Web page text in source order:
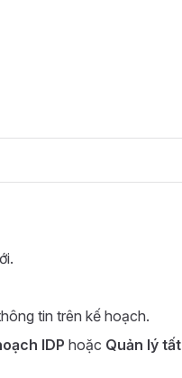
tin trên kế hoạch.
IDP hoặc Quản lý tất